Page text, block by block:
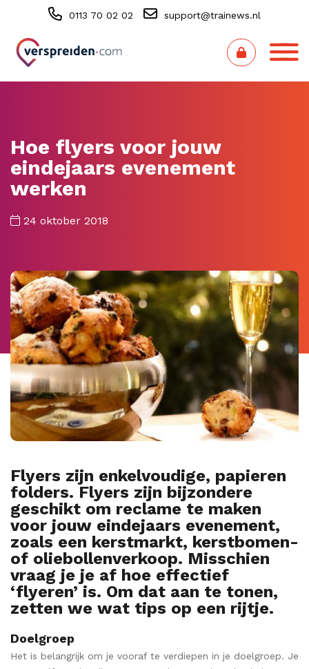
0113 70 02 02 support@trainews.nl
Hoe flyers voor jouw
eindejaars evenement
werken
24 oktober 2018
Flyers zijn enkelvoudige, papieren
folders. Flyers zijn bijzondere
geschikt om reclame te maken
voor jouw eindejaars evenement,
zoals een kerstmarkt, kerstbomen-
of oliebollenverkoop. Misschien
vraag je je af hoe effectief
‘flyeren’ is. Om dat aan te tonen,
zetten we wat tips op een rijtje.
Doelgroep
Het is belangrijk om je vooraf te verdiepen in je doelgroep. Je